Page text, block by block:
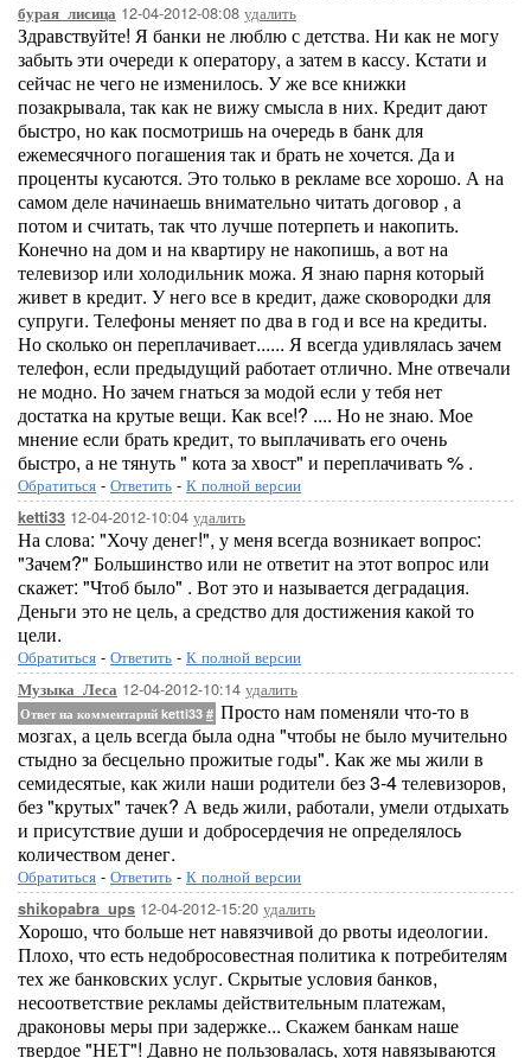
бурая_лисица 12-04-2012-08:08 удалить
Здравствуйте! Я банки не люблю с детства. Ни как не могу
забыть эти очереди к оператору, а затем в кассу. Кстати и
сейчас не чего не изменилось. У же все книжки
позакрывала, так как не вижу смысла в них. Кредит дают
быстро, но как посмотришь на очередь в банк для
ежемесячного погашения так и брать не хочется. Да и
проценты кусаются. Это только в рекламе все хорошо. А на
самом деле начинаешь внимательно читать договор , а
потом и считать, так что лучше потерпеть и накопить.
Конечно на дом и на квартиру не накопишь, а вот на
телевизор или холодильник можа. Я знаю парня который
живет в кредит. У него все в кредит, даже сковородки для
супруги. Телефоны меняет по два в год и все на кредиты.
Но сколько он переплачивает...... Я всегда удивлялась зачем
телефон, если предыдущий работает отлично. Мне отвечали
не модно. Но зачем гнаться за модой если у тебя нет
достатка на крутые вещи. Как все!? .... Но не знаю. Мое
мнение если брать кредит, то выплачивать его очень
быстро, а не тянуть " кота за хвост" и переплачивать % .
Обратиться - Ответить - К полной версии
ketti33 12-04-2012-10:04 удалить
На слова: "Хочу денег!", у меня всегда возникает вопрос:
"Зачем?" Большинство или не ответит на этот вопрос или
скажет: "Чтоб было" . Вот это и называется деградация.
Деньги это не цель, а средство для достижения какой то
цели.
Обратиться - Ответить - К полной версии
Музыка_Леса 12-04-2012-10:14 удалить
Ответ на комментарий ketti33 # Просто нам поменяли что-то в
мозгах, а цель всегда была одна "чтобы не было мучительно
стыдно за бесцельно прожитые годы". Как же мы жили в
семидесятые, как жили наши родители без 3-4 телевизоров,
без "крутых" тачек? А ведь жили, работали, умели отдыхать
и присутствие души и добросердечия не определялось
количеством денег.
Обратиться - Ответить - К полной версии
shikopabra_ups 12-04-2012-15:20 удалить
Хорошо, что больше нет навязчивой до рвоты идеологии.
Плохо, что есть недобросовестная политика к потребителям
тех же банковских услуг. Скрытые условия банков,
несоответствие рекламы действительным платежам,
драконовы меры при задержке... Скажем банкам наше
твердое "НЕТ"! Давно не пользовалась, хотя навязываются